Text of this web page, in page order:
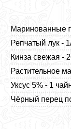
Маринованные
Репчатый лук -
Кинза свежая -
Растительное
Уксус 5% - 1
Чёрный перец